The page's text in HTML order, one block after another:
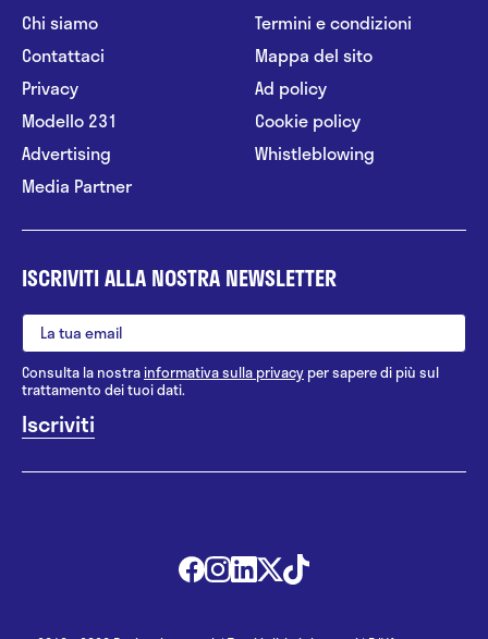
Chi siamo
Contattaci
Privacy
Modello 231
Advertising
Media Partner
Termini e condizioni
Mappa del sito
Ad policy
Cookie policy
Whistleblowing
ISCRIVITI ALLA NOSTRA NEWSLETTER
Consulta la nostrainformativa sulla privacy per sapere di più sul
trattamento dei tuoi dati.